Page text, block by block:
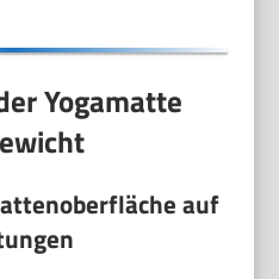
Yogamatte
auf